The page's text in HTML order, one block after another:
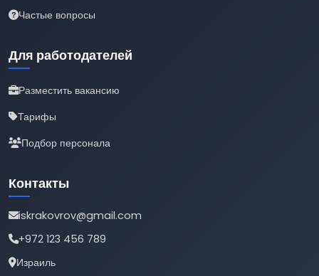
Частые вопросы
Для работодателей
Разместить вакансию
Тарифы
Подбор персонала
Контакты
iskrakovrov@gmail.com
+972 123 456 789
Израиль